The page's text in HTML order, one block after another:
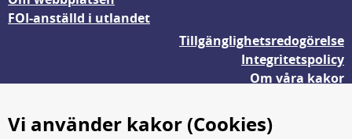
FOI-anställd i utlandet
Tillgänglighetsredogörelse
Integritetspolicy
Om våra kakor
Vi använder kakor (Cookies)